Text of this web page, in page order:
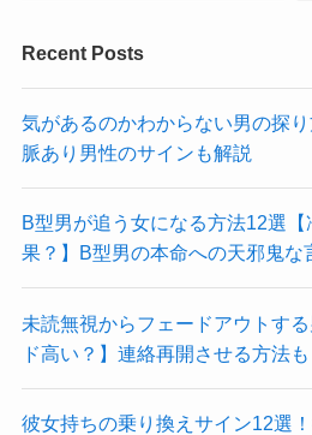
Recent Posts
気があるのかわからない男の探
脈あり男性のサインも解説
B型男が追う女になる方法12選
果？】B型男の本命への天邪鬼な
未読無視からフェードアウトす
ド高い？】連絡再開させる方法も
彼女持ちの乗り換えサイン12選